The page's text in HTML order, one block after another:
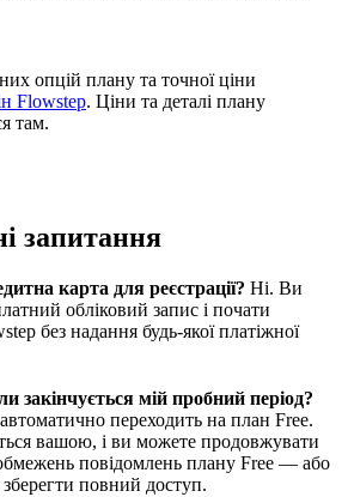
опцій плану та точної ціни
Flowstep. Ціни та деталі плану
там.
запитання
карта для реєстрації? Ні. Ви
обліковий запис і почати
без надання будь-якої платіжної
закінчується мій пробний період?
переходить на план Free.
вашою, і ви можете продовжувати
повідомлень плану Free — або
повний доступ.